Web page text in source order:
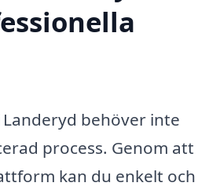
behöver inte
process. Genom att
kan du enkelt och